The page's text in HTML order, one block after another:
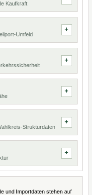
Kaufkraft
Umfeld
Strukturdaten
und Importdaten stehen auf